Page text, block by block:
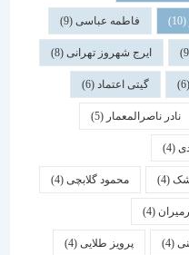
فاطمه عباسی(9)
ایرج شهروز تهرانی(8)
گیتی اعتماد(6)
(5)
محمود گلابچی(4)
پرویز طلایی(4)